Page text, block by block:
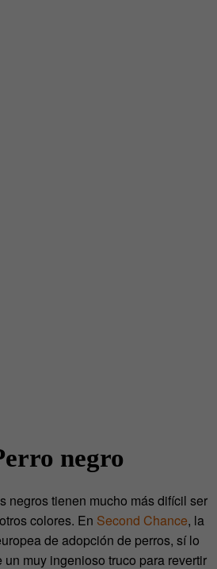
negro
negros tienen mucho más difícil ser
colores. En Second Chance, la
de adopción de perros, sí lo
muy ingenioso truco para revertir